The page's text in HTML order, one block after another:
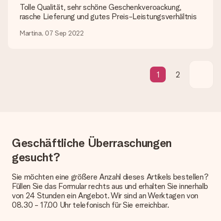
Lieferzeit, Lieferoptionen und Versandkosten
Kann ich ein Lieferdatum wählen?
Bedauerlicherweise ist es momentan (noch) nicht möglich, das
Wie lange dauert die Lieferzeit und wann werde ich mein
Die aktuelle Lieferzeit steht jeweils auf der Produktseite bei
Derzeit können wir (noch) keine verschiedenen Lieferoptionen
anbieten. Das Geschenk, das bestellt wird, wird als Paket oder
Päckchen versendet. Möchtest du wissen, ob es als Paket
Kundenservice.
Zahlung
Tolle Qualität, sehr schöne Geschenkveroackung,
rasche Lieferung und gutes Preis-Leistungsverhältnis
Martina, 07 Sep 2022
1 2
Geschäftliche Überraschungen
gesucht?
Sie möchten eine größere Anzahl dieses Artikels bestellen?
Füllen Sie das Formular rechts aus und erhalten Sie innerhalb
von 24 Stunden ein Angebot. Wir sind an Werktagen von
08.30 - 17.00 Uhr telefonisch für Sie erreichbar.